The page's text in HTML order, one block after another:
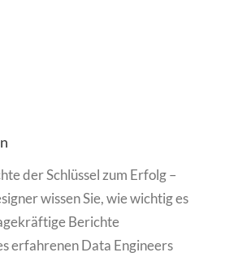
der Schlüssel zum Erfolg –
wissen Sie, wie wichtig es
Berichte
erfahrenen Data Engineers